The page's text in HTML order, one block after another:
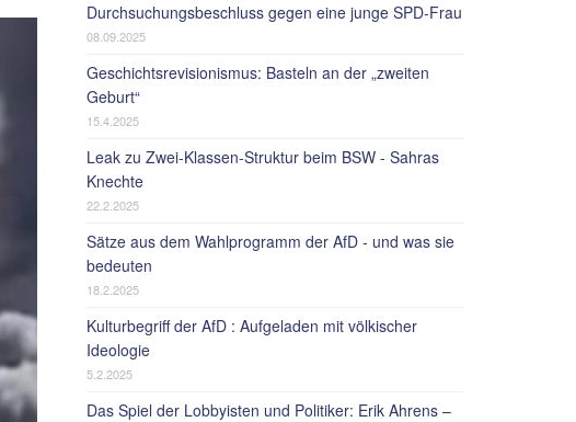
Durchsuchungsbeschluss gegen eine junge SPD-Frau
08.09.2025
Geschichtsrevisionismus: Basteln an der „zweiten
Geburt“
15.4.2025
Leak zu Zwei-Klassen-Struktur beim BSW - Sahras
Knechte
22.2.2025
Sätze aus dem Wahlprogramm der AfD - und was sie
bedeuten
18.2.2025
Kulturbegriff der AfD : Aufgeladen mit völkischer
Ideologie
5.2.2025
Das Spiel der Lobbyisten und Politiker: Erik Ahrens –